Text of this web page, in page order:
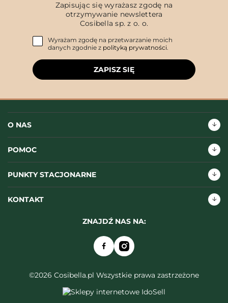
Zapisując się wyrażasz zgodę na
otrzymywanie newslettera
Cosibella sp. z o. o.
Wyrażam zgodę na przetwarzanie moich
danych zgodnie z polityką prywatności.
ZAPISZ SIĘ
O NAS
POMOC
PUNKTY STACJONARNE
KONTAKT
ZNAJDŹ NAS NA:
©2026 Cosibella.pl Wszystkie prawa zastrzeżone